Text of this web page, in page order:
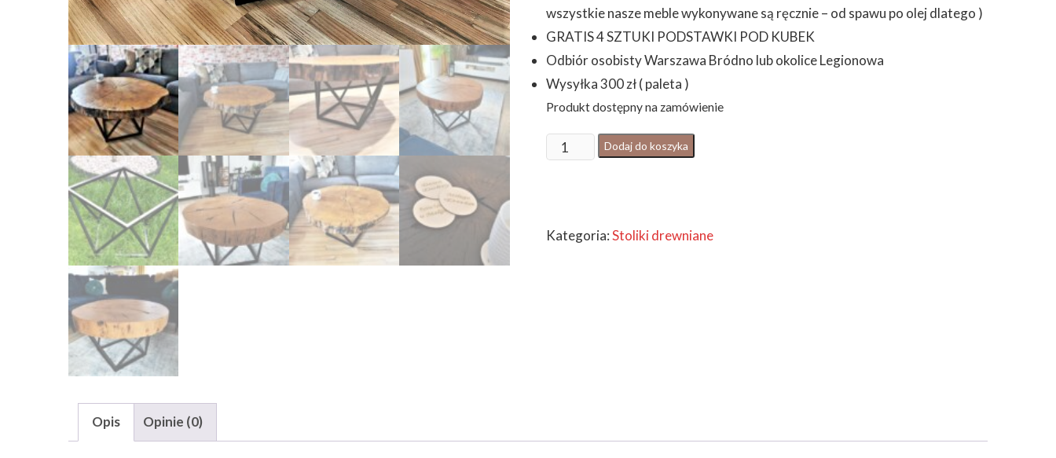
wszystkie nasze meble wykonywane są ręcznie – od spawu po olej dlatego )
GRATIS 4 SZTUKI PODSTAWKI POD KUBEK
Odbiór osobisty Warszawa Bródno lub okolice Legionowa
Wysyłka 300 zł ( paleta )
Produkt dostępny na zamówienie
ilość
90
Dodaj do koszyka
Kategoria:Stoliki drewniane
Opis Opinie (0)